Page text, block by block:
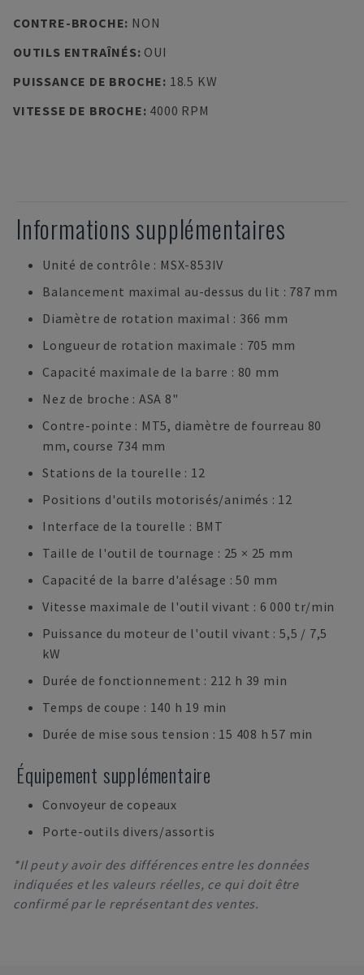
CONTRE-BROCHE: NON
OUTILS ENTRAÎNÉS: OUI
PUISSANCE DE BROCHE: 18.5 KW
VITESSE DE BROCHE: 4000 RPM
Informations supplémentaires
Unité de contrôle : MSX-853IV
Balancement maximal au-dessus du lit : 787 mm
Diamètre de rotation maximal : 366 mm
Longueur de rotation maximale : 705 mm
Capacité maximale de la barre : 80 mm
Nez de broche : ASA 8"
Contre-pointe : MT5, diamètre de fourreau 80
mm, course 734 mm
Stations de la tourelle : 12
Positions d'outils motorisés/animés : 12
Interface de la tourelle : BMT
Taille de l'outil de tournage : 25 × 25 mm
Capacité de la barre d'alésage : 50 mm
Vitesse maximale de l'outil vivant : 6 000 tr/min
Puissance du moteur de l'outil vivant : 5,5 / 7,5
kW
Durée de fonctionnement : 212 h 39 min
Temps de coupe : 140 h 19 min
Durée de mise sous tension : 15 408 h 57 min
Équipement supplémentaire
Convoyeur de copeaux
Porte-outils divers/assortis
*Il peut y avoir des différences entre les données
indiquées et les valeurs réelles, ce qui doit être
confirmé par le représentant des ventes.